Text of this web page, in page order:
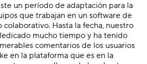
un período de adaptación para la
que trabajan en un software de
Hasta la fecha, nuestro
mucho tiempo y ha tenido
comentarios de los usuarios
en la plataforma que es en la